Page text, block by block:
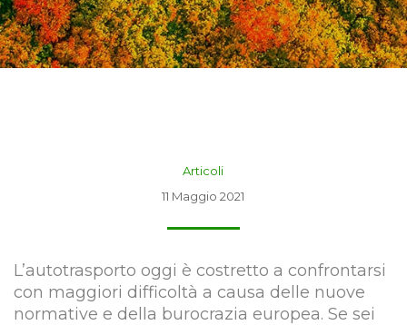
Articoli
11 Maggio 2021
L’autotrasporto oggi è costretto a confrontarsi
con maggiori difficoltà a causa delle nuove
normative e della burocrazia europea. Se sei